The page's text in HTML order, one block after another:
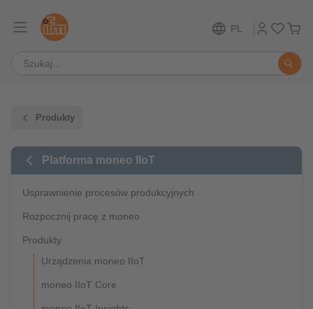
PL
Produkty
Platforma moneo IIoT
Usprawnienie procesów produkcyjnych
Rozpocznij pracę z moneo
Produkty
Urządzenia moneo IIoT
moneo IIoT Core